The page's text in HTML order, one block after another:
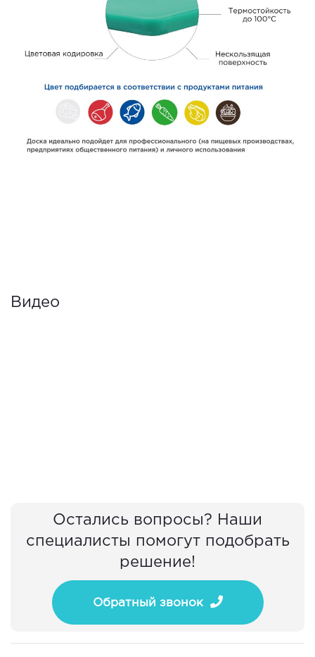
Видео
Остались вопросы? Наши
специалисты помогут подобрать
решение!
Обратный звонок